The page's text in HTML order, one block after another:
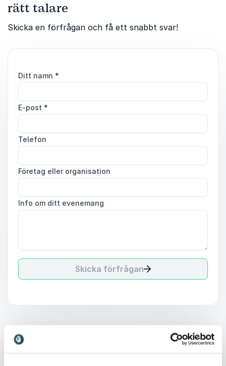
rätt talare
Skicka en förfrågan och få ett snabbt svar!
Ditt namn *
E-post *
Telefon
Företag eller organisation
Info om ditt evenemang
Skicka förfrågan